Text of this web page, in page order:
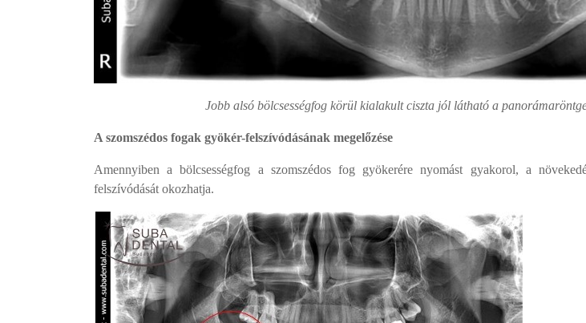
Jobb alsó bölcsességfog körül kialakult ciszta jól látható a
A szomszédos fogak gyökér-felszívódásának megelőzése
Amennyiben a bölcsességfog a szomszédos fog gyökerére nyomást gyakorol, a
felszívódását okozhatja.